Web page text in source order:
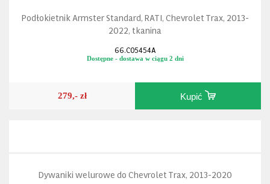
Podłokietnik Armster Standard, RATI, Chevrolet Trax, 2013-
2022, tkanina
66.C05454A
Dostępne - dostawa w ciągu 2 dni
279,- zł Kupić
Dywaniki welurowe do Chevrolet Trax, 2013-2020